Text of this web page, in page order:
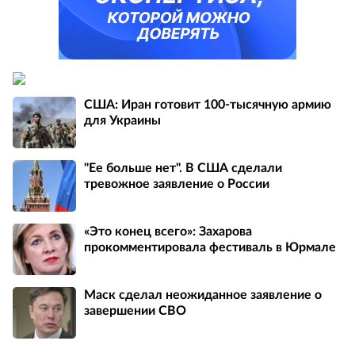
США: Иран готовит 100-тысячную армию
для Украины
"Ее больше нет". В США сделали
тревожное заявление о России
«Это конец всего»: Захарова
прокомментировала фестиваль в Юрмале
Маск сделал неожиданное заявление о
завершении СВО